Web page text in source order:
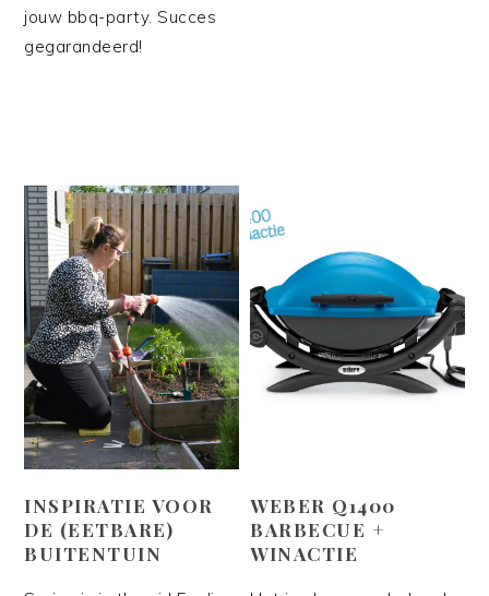
jouw bbq-party. Succes
gegarandeerd!
INSPIRATIE VOOR
DE (EETBARE)
BUITENTUIN
WEBER Q1400
BARBECUE +
WINACTIE